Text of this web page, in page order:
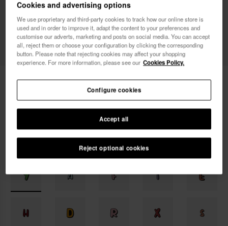
Havaianas Charms Slim Alfabet € 3,90
Al je bestellingen GRATIS BEZORGD
Ik wil commerciële berichten ontvangen, in om het
en ga ermee akkoord.
ik wil 10% korting
Cookies and advertising options
We use proprietary and third-party cookies to track how our online store is
used and in order to improve it, adapt the content to your preferences and
customise our adverts, marketing and posts on social media. You can accept
all, reject them or choose your configuration by clicking the corresponding
button. Please note that rejecting cookies may affect your shopping
experience. For more information, please see our Cookies Policy.
Reject optional cookies
Accept all
Configure cookies